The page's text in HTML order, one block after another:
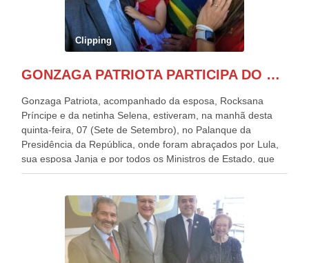
Clipping
GONZAGA PATRIOTA PARTICIPA DO DESFILE DA INDEPENDÊNCIA NO PALANQUE DA PRESIDÊNCIA DA REPÚBLICA E É ABRAÇADO POR LULA E POR GERALDO ALCKMIN.
Gonzaga Patriota, acompanhado da esposa, Rocksana
Príncipe e da netinha Selena, estiveram, na manhã desta
quinta-feira, 07 (Sete de Setembro), no Palanque da
Presidência da República, onde foram abraçados por Lula,
sua esposa Janja e por todos os Ministros de Estado, que
estavam presentes, nos Desfiles da Independência da
outros desfiles, na Esplanada dos Ministérios, disse ter sido
o deste ano, o maior e o mais organizado de todos. “Há
quatro décadas, como Patriota até no nome, participo
anualmente dos desfiles de Sete de Setembro, na
Esplanada dos Ministérios, em Brasília. Este ano, o governo